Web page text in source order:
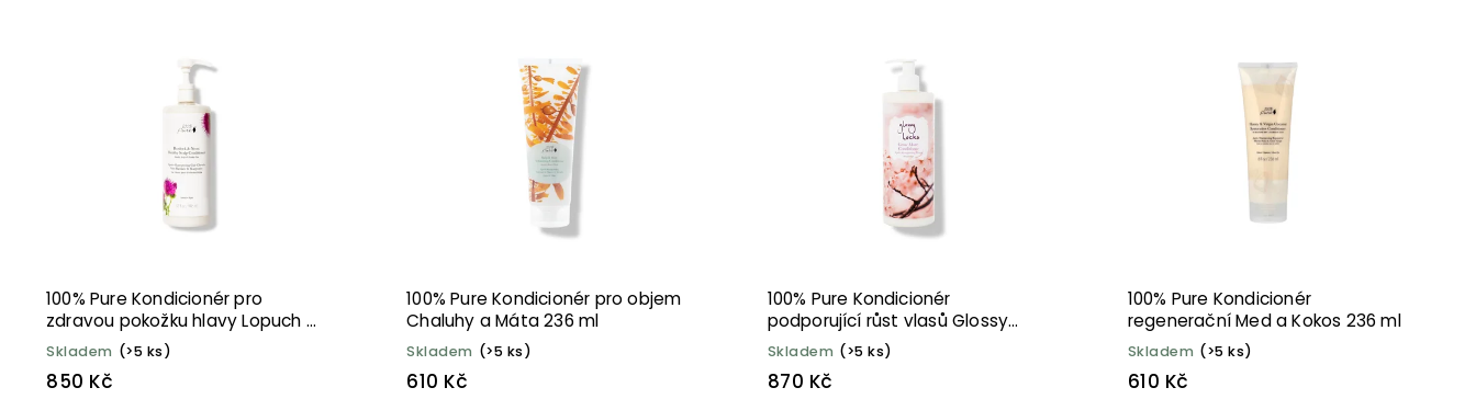
100% Pure Kondicionér pro
zdravou pokožku hlavy Lopuch &
Neem 946 ml
Skladem (>5 ks)
850 Kč
100% Pure Kondicionér pro objem
Chaluhy a Máta 236 ml
Skladem (>5 ks)
610 Kč
100% Pure Kondicionér
podporující růst vlasů Glossy
Locks 400 ml
Skladem (>5 ks)
870 Kč
100% Pure Kondicionér
regenerační Med a Kokos 236 ml
Skladem (>5 ks)
610 Kč